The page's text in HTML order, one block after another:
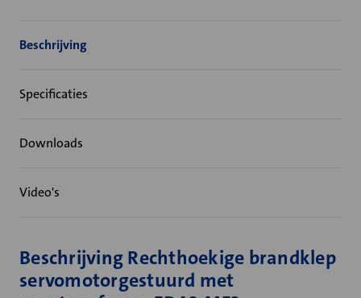
Beschrijving
Specificaties
Downloads
Video's
Beschrijving Rechthoekige brandklep
servomotorgestuurd met